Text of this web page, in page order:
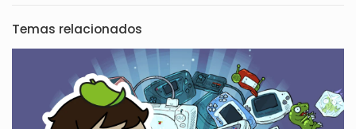
Temas relacionados